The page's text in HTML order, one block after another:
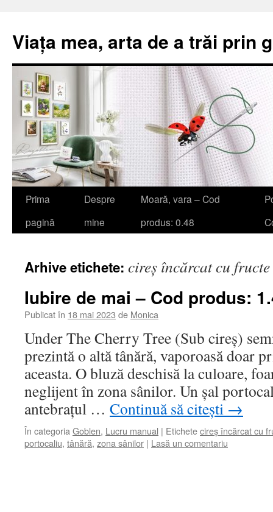
Viața mea, arta de a trăi prin
Sari
Prima
pagină
Despre
mine
Moară, vara – Cod
produs: 0.48
Arhive etichete: cireș încărcat cu fructe
Iubire de mai – Cod produs:
Publicat în 18 mai 2023 de Monica
Under The Cherry Tree (Sub cireș)
prezintă o altă tânără, vaporoasă doar
aceasta. O bluză deschisă la culoare,
neglijent în zona sânilor. Un șal
antebrațul … Continuă să citești →
În categoria Goblen, Lucru manual | Etichetecireș încărcat cu
portocaliu, tânără, zona sânilor | Lasă un comentariu